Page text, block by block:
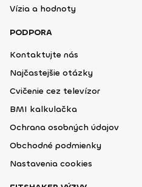
Vízia a hodnoty
PODPORA
Kontaktujte nás
Najčastejšie otázky
Cvičenie cez televízor
BMI kalkulačka
Ochrana osobných údajov
Obchodné podmienky
Nastavenia cookies